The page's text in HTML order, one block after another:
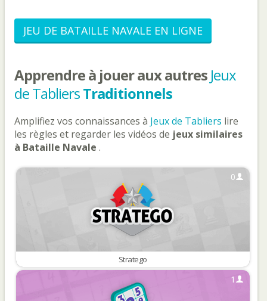
JEU DE BATAILLE NAVALE EN LIGNE
Apprendre à jouer aux autres Jeux
de TabliersTraditionnels
Amplifiez vos connaissances à Jeux de Tabliers lire
les règles et regarder les vidéos de jeux similaires
à Bataille Navale .
0
Stratego
1